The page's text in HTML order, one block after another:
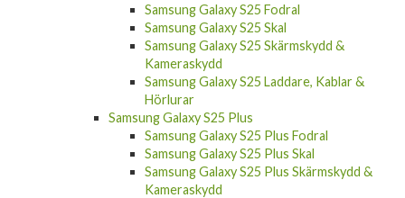
Samsung Galaxy S25 Fodral
Samsung Galaxy S25 Skal
Samsung Galaxy S25 Skärmskydd &
Kameraskydd
Samsung Galaxy S25 Laddare, Kablar &
Hörlurar
Samsung Galaxy S25 Plus
Samsung Galaxy S25 Plus Fodral
Samsung Galaxy S25 Plus Skal
Samsung Galaxy S25 Plus Skärmskydd &
Kameraskydd